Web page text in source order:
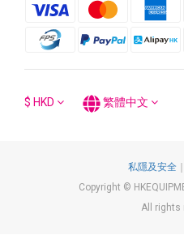
$ HKD 繁體中文
私隱及安全 ｜
Copyright ©
All rights